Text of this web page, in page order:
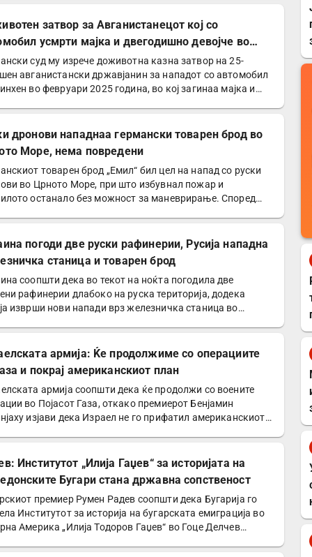
затвор за Авганистанецот кој со
усмрти мајка и двегодишно девојче во
суд му изрече доживотна казна затвор на 25-
авганистански државјанин за нападот со автомобил
во февруари 2025 година, во кој загинаа мајка и…
дронови нападнаа германски товарен брод во
Море, нема повредени
товарен брод „Емил“ бил цел на напад со руски
во Црното Море, при што избувнал пожар и
останало без можност за маневрирање. Според…
погоди две руски рафинерии, Русија нападна
станица и товарен брод
соопшти дека во текот на ноќта погодила две
рафинерии длабоко на руска територија, додека
изврши нови напади врз железничка станица во
армија: Ќе продолжиме со операциите
и покрај американскиот план
армија соопшти дека ќе продолжи со воените
во Појасот Газа, откако премиерот Бенјамин
изјави дека Израел не го прифатил американскиот…
Институтот „Илија Гаџев“ за историјата на
Бугари стана државна сопственост
премиер Румен Радев соопшти дека Бугарија го
Институтот за историја на бугарската емиграција во
Америка „Илија Тодоров Гаџев“ во Гоце Делчев…